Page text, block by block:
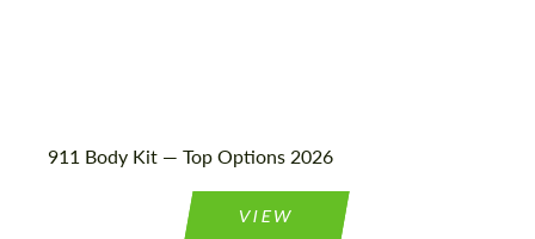
911 Body Kit — Top Options 2026
VIEW